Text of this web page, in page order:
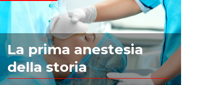
La prima anestesia
della storia